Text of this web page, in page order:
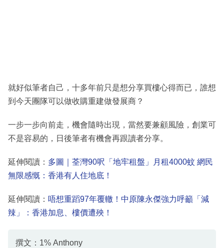
就好似筆者自己，十多年前只是想分享買樓心得而已，誰想
到今天團隊可以做收購重建做發展商？
一步一步向前走，機會隨時出現，當然要兼顧風險，創業可
不是容易的，日後筆者有機會再跟讀者分享。
延伸閱讀： 多圖｜荃灣90呎「地牢租盤」月租4000蚊 網民
無限感慨：香港有人住地底！
延伸閱讀： 唔想重蹈97年覆轍！中原陳永傑強力呼籲「減
辣」：香港加息、樓價遭殃！
撰文：1% Anthony